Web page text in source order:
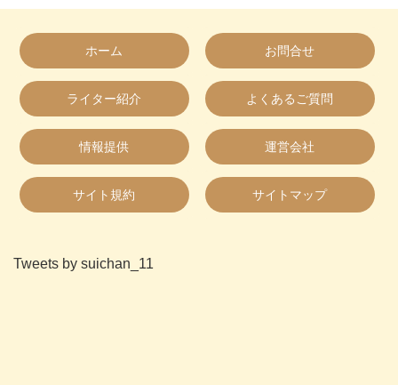
ホーム お問合せ
ライター紹介 よくあるご質問
情報提供 運営会社
サイト規約 サイトマップ
Tweets by suichan_11